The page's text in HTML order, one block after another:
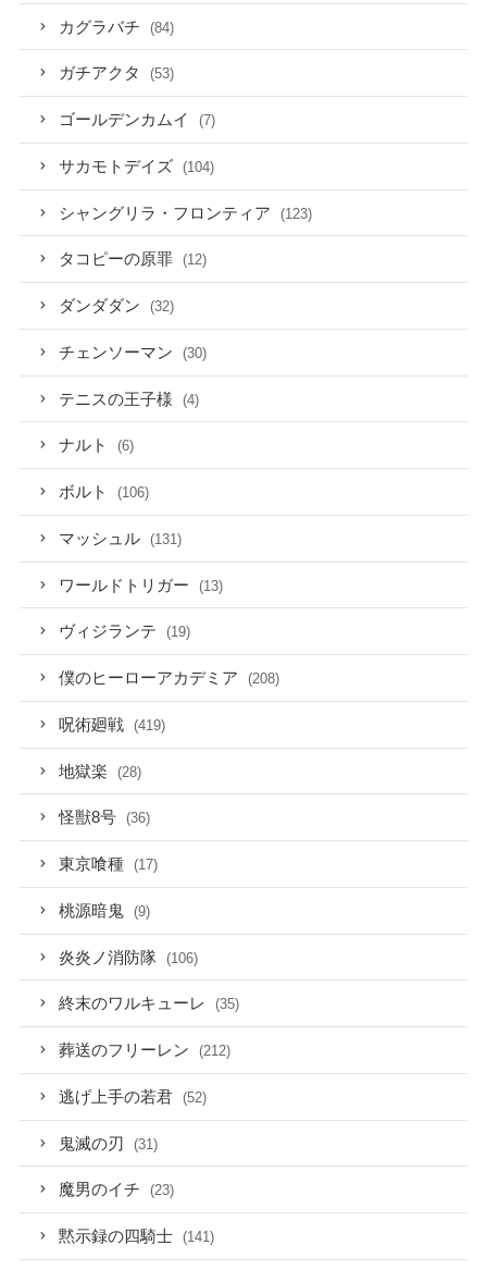
カグラバチ (84)
ガチアクタ (53)
ゴールデンカムイ (7)
サカモトデイズ (104)
シャングリラ・フロンティア (123)
タコピーの原罪 (12)
ダンダダン (32)
チェンソーマン (30)
テニスの王子様 (4)
ナルト (6)
ボルト (106)
マッシュル (131)
ワールドトリガー (13)
ヴィジランテ (19)
僕のヒーローアカデミア (208)
呪術廻戦 (419)
地獄楽 (28)
怪獣8号 (36)
東京喰種 (17)
桃源暗鬼 (9)
炎炎ノ消防隊 (106)
終末のワルキューレ (35)
葬送のフリーレン (212)
逃げ上手の若君 (52)
鬼滅の刃 (31)
魔男のイチ (23)
黙示録の四騎士 (141)